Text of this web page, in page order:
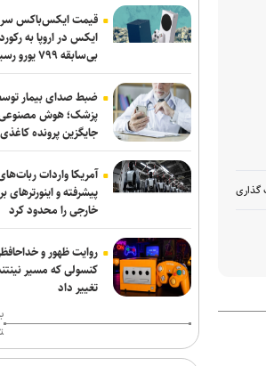
گذاری
پرسپولیس؛ تشکیل سه مدیریت
آراسته به نساجی پیوست
اعلام شماره پیراهن بازیکنان
برای لیگ بیست‌وششم
مدال توسط ملی‌پوشان ایران
عیسی‌لو به چادرملو اردکان پیوست
تکواندو هانمادانگ ۲۰۲۶|
نمایندگان ایران با کسب ۲۶ مدال
قیمت ایکس‌باکس
ایکس در اروپا به رکورد
بی‌سابقه ۷۹۹ یورو رسید
ضبط صدای بیمار
پزشک؛ هوش
جایگزین پرونده
آمریکا واردات
پیشرفته و اینورترهای
خارجی را محدود کرد
روایت ظهور و
کنسولی که مسیر
تغییر داد